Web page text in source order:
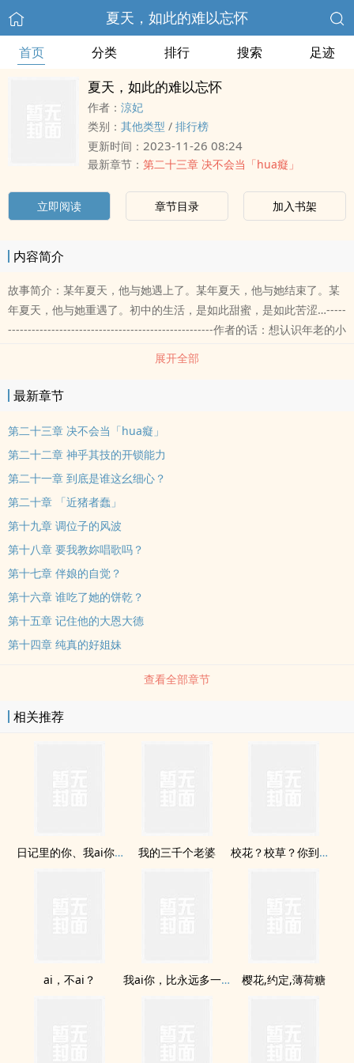
夏天，如此的难以忘怀
首页 分类 排行 搜索 足迹
夏天，如此的难以忘怀
作者： 涼妃
类别： 其他类型 / 排行榜
更新时间： 2023-11-26 08:24
最新章节： 第二十三章 决不会当「hua癡」
立即阅读 章节目录 加入书架
内容简介
故事简介：某年夏天，他与她遇上了。某年夏天，他与她结束了。某
年夏天，他与她重遇了。初中的生活，是如此甜蜜，是如此苦涩…-----
----------------------------------------------------作者的话：想认识年老的小
妃子，可以去专页看看！有朋友跟我说：「凉妃，妳的文都是有年龄
限制的，我都看不了……」回tou再看一遍，是喔，我的文都是「儿童
不宜」的呢！既然如此，我先停下在写中的文，发表一下这个好了。
-------------------------------------广告时间：因为小妃子在填不同的坑，
所以这个会不定期更新喔!!!各位看倌，不便之chu，敬请原谅~~还
展开全部
最新章节
第二十三章 决不会当「hua癡」
第二十二章 神乎其技的开锁能力
第二十一章 到底是谁这幺细心？
第二十章 「近猪者蠢」
第十九章 调位子的风波
第十八章 要我教妳唱歌吗？
第十七章 伴娘的自觉？
第十六章 谁吃了她的饼乾？
第十五章 记住他的大恩大德
第十四章 纯真的好姐妹
查看全部章节
相关推荐
日记里的你、我ai你。 我的三千个老婆 校花？校草？你到底是哪一位啊？
ai，不ai？ 我ai你，比永远多一天 樱花,约定,薄荷糖